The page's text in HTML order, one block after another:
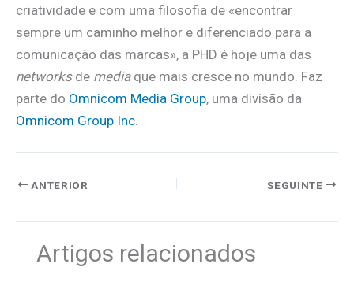
criatividade e com uma filosofia de «encontrar
sempre um caminho melhor e diferenciado para a
comunicação das marcas», a PHD é hoje uma das
networksde mediaque mais cresce no mundo. Faz
parte do Omnicom Media Group, uma divisão da
Omnicom Group Inc.
ANTERIOR SEGUINTE
Artigos relacionados